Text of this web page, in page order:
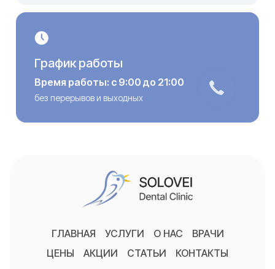
График работы
Время работы: с 9:00 до 21:00
без перерывов и выходных
ГЛАВНАЯ УСЛУГИ О НАС
ВРАЧИ
ЦЕНЫ
АКЦИИ СТАТЬИ КОНТАКТЫ